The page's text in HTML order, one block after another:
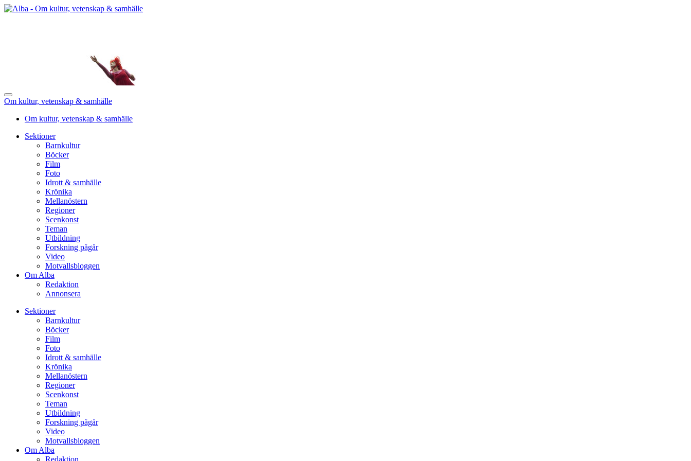
Om kultur, vetenskap & samhälle
Om kultur, vetenskap & samhälle
Sektioner
Barnkultur
Böcker
Film
Foto
Idrott & samhälle
Krönika
Mellanöstern
Regioner
Scenkonst
Teman
Utbildning
Forskning pågår
Video
Motvallsbloggen
Om Alba
Redaktion
Annonsera
Sektioner
Barnkultur
Böcker
Film
Foto
Idrott & samhälle
Krönika
Mellanöstern
Regioner
Scenkonst
Teman
Utbildning
Forskning pågår
Video
Motvallsbloggen
Om Alba
Redaktion